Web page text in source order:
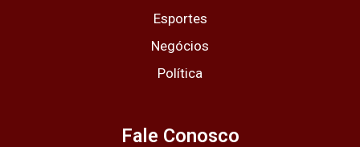
Esportes
Negócios
Política
Fale Conosco